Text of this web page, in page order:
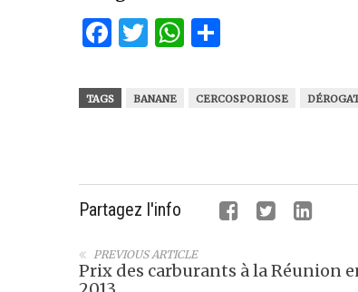
Facebook
Twitter
WhatsApp
TAGS BANANE CERCOSPORIOSE
Partagez l'info
PREVIOUS ARTICLE
Prix des carburants à la Réunion